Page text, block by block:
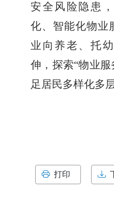
安全风险隐患
化、智能化物业
业向养老、托
伸，探索“物业服
足居民多样化多
打印